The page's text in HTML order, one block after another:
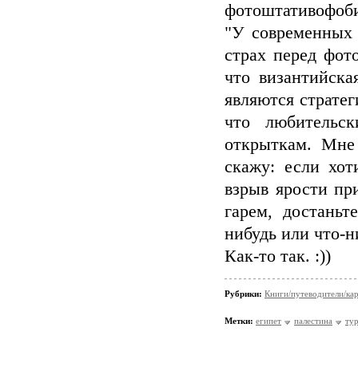
"У современных
страх перед
что
являются
что
открыткам.
скажу: если
взрыв ярости
гарем,
нибудь или что-
Как-то так. :))
Рубрики: Книги/путеводители/
Метки: египет палестина